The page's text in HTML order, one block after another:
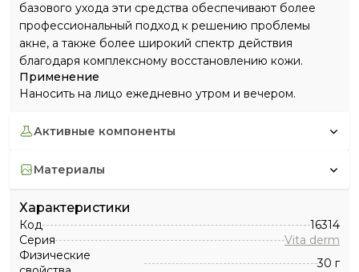
базового ухода эти средства обеспечивают более
профессиональный подход к решению проблемы
акне, а также более широкий спектр действия
благодаря комплексному восстановлению кожи.
Применение
Наносить на лицо ежедневно утром и вечером.
активные компоненты
материалы
Характеристики
Код
16314
Серия
Vita derm
Физические
30 г